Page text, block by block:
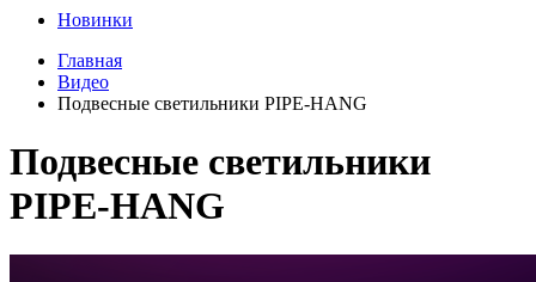
Новинки
Главная
Видео
Подвесные светильники PIPE-HANG
Подвесные светильники
PIPE-HANG